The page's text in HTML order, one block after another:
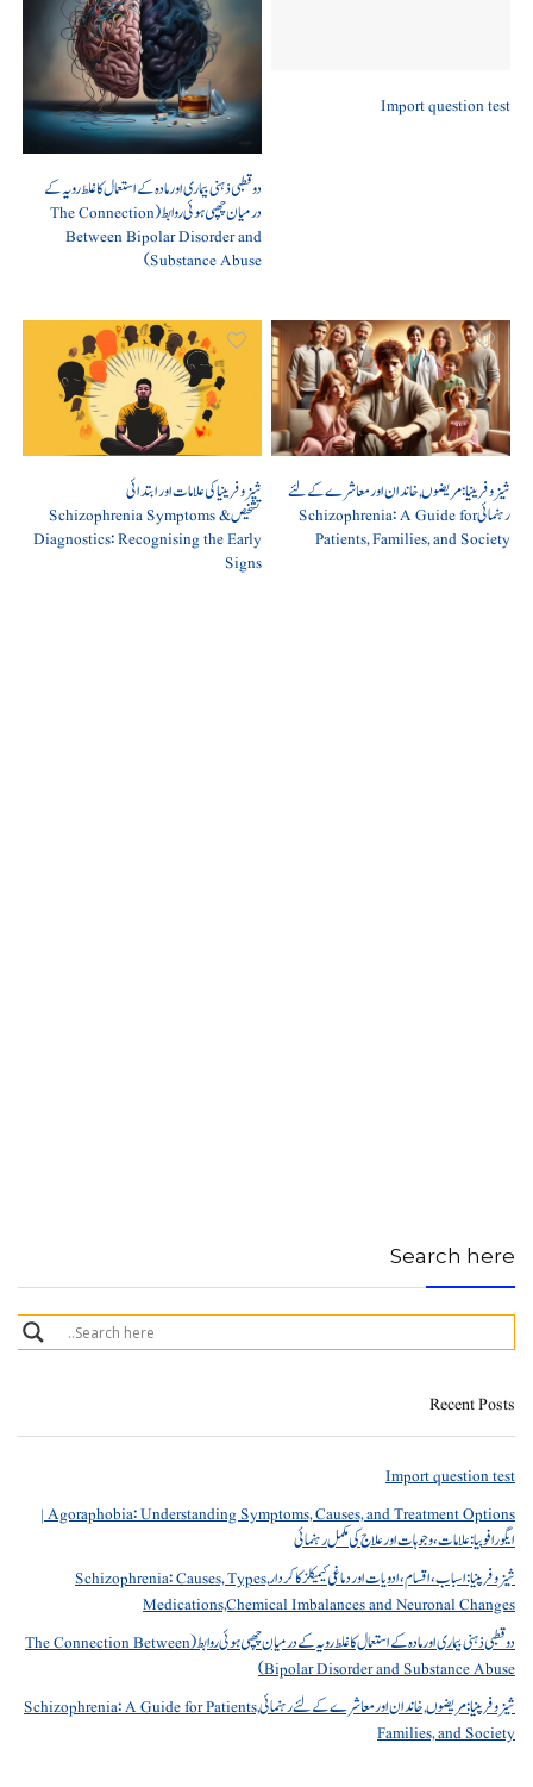
Import question test
دو قطبی ذہنی بیماری اور مادہ کے استعمال کا غلط رویہ کے
درمیان چھپی ہوئی روابط (The Connection
Between Bipolar Disorder and
Substance Abuse)
شیزوفرینیا: مریضوں, خاندان اور معاشرے کے لئے
رہنمائی Schizophrenia: A Guide for
Patients, Families, and Society
شیزوفرینیا کی علامات اور ابتدائی
تشخیص Schizophrenia Symptoms &
Diagnostics: Recognising the Early
Signs
Search here
Recent Posts
Import question test
Agoraphobia: Understanding Symptoms, Causes, and Treatment Options |
ایگورافوبیا: علامات، وجوہات اور علاج کی مکمل رہنمائی
شیزوفرینیا: اسباب، اقسام، ادویات اور دماغی کیمیکلز کا کردار Schizophrenia: Causes, Types,
Medications,Chemical Imbalances and Neuronal Changes
دو قطبی ذہنی بیماری اور مادہ کے استعمال کا غلط رویہ کے درمیان چھپی ہوئی روابط (The Connection Between
Bipolar Disorder and Substance Abuse)
شیزوفرینیا: مریضوں, خاندان اور معاشرے کے لئے رہنمائی Schizophrenia: A Guide for Patients,
Families, and Society